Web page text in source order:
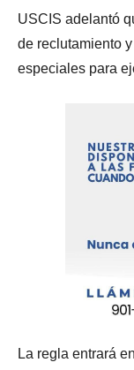
USCIS adelantó
de reclutamiento
especiales para
La regla entrará